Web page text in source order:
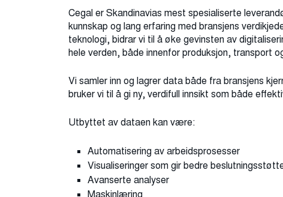
Cegal er Skandinavias mest spesialiserte
kunnskap og lang erfaring med bransjens
teknologi, bidrar vi til å øke gevinsten av
hele verden, både innenfor produksjon, transport
Vi samler inn og lagrer data både fra bransjens
bruker vi til å gi ny, verdifull innsikt som både
Utbyttet av dataen kan være:
Automatisering av arbeidsprosesser
Visualiseringer som gir bedre
Avanserte analyser
Maskinlæring